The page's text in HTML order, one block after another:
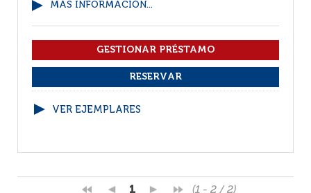
MÁS INFORMACIÓN...
VER EJEMPLARES
1
(1 - 2 / 2)